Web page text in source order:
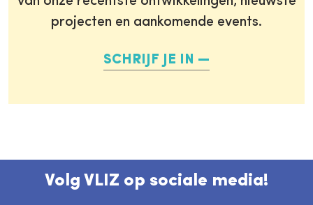
projecten en aankomende events.
SCHRIJF JE IN
Volg VLIZ op sociale media!